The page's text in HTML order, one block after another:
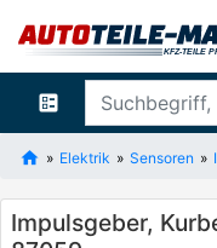
ballot
Elektrik Sensoren
Impulsgeber,